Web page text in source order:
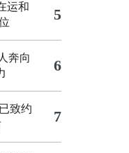
运和
5
奔向
6
致约
7